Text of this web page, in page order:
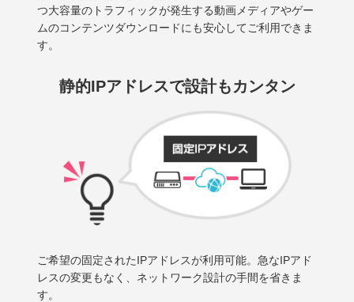
つ大容量のトラフィックが発生する動画メディアやゲー
ムのコンテンツダウンロードにも安心してご利用できま
す。
静的IPアドレスで設計もカンタン
ご希望の固定されたIPアドレスが利用可能。急なIPアド
レスの変更もなく、ネットワーク設計の手間を省きま
す。